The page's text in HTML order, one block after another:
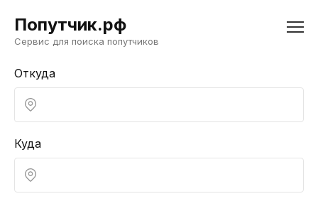
Попутчик.рф
Сервис для поиска попутчиков
Откуда
Куда